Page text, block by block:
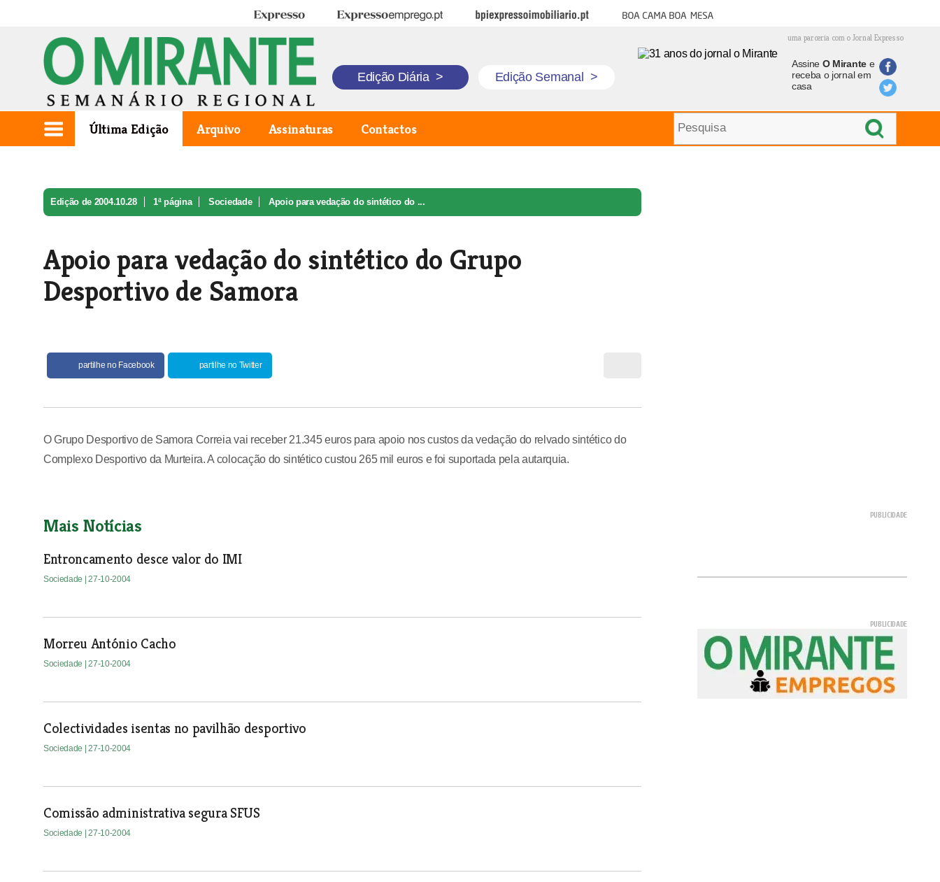
Expresso Expresso Emprego BPI Expresso Imobiliário Boa cama boa mesa
uma parceria com o Jornal Expresso
Edição Diária > Edição Semanal >
Assine O Mirantee
receba o jornal em
casa
Última Edição Arquivo Assinaturas Contactos
Edição de 2004.10.28 1ª página Sociedade Apoio para vedação do sintético do ...
Apoio para vedação do sintético do Grupo
Desportivo de Samora
partilhe no Facebook partilhe no Twitter
O Grupo Desportivo de Samora Correia vai receber 21.345 euros para apoio nos custos da vedação do relvado sintético do
Complexo Desportivo da Murteira. A colocação do sintético custou 265 mil euros e foi suportada pela autarquia.
Mais Notícias
Entroncamento desce valor do IMI
Sociedade | 27-10-2004
Morreu António Cacho
Sociedade | 27-10-2004
Colectividades isentas no pavilhão desportivo
Sociedade | 27-10-2004
Comissão administrativa segura SFUS
Sociedade | 27-10-2004